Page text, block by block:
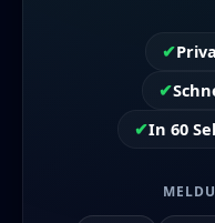
✔
✔
✔In 60